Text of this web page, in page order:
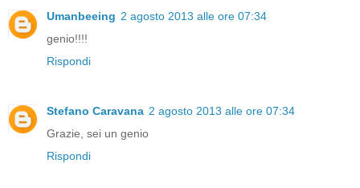
Umanbeeing 2 agosto 2013 alle ore 07:34
genio!!!!
Rispondi
Stefano Caravana 2 agosto 2013 alle ore 07:34
Grazie, sei un genio
Rispondi